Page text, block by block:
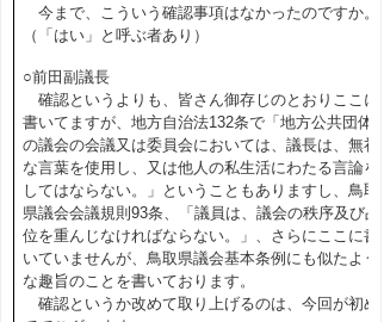
今まで、こういう確認事項はなかったのですか。
（「はい」と呼ぶ者あり）
○前田副議長
確認というよりも、皆さん御存じのとおりここに
書いてますが、地方自治法132条で「地方公共団体
の議会の会議又は委員会においては、議長は、無礼
な言葉を使用し、又は他人の私生活にわたる言論を
してはならない。」ということもありますし、鳥取
県議会会議規則93条、「議員は、議会の秩序及び品
位を重んじなければならない。」、さらにここに書
いていませんが、鳥取県議会基本条例にも似たよう
な趣旨のことを書いております。
確認というか改めて取り上げるのは、今回が初め